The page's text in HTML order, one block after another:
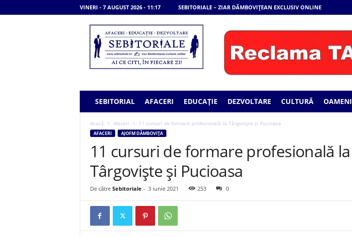
VINERI - 7 AUGUST 2026 - 11:17 SEBITORIALE – ZIAR DÂMBOVIȚEAN EXCLUSIV ONLINE
SEBITORIAL AFACERI EDUCAȚIE DEZVOLTARE CULTURĂ OAMENI
Acasă Afaceri 11 cursuri de formare profesională la Târgoviște și Pucioasa
AFACERI AJOFM DÂMBOVIȚA
11 cursuri de formare profesională la
Târgoviște și Pucioasa
De către Sebitoriale - 3 iunie 2021 253 0